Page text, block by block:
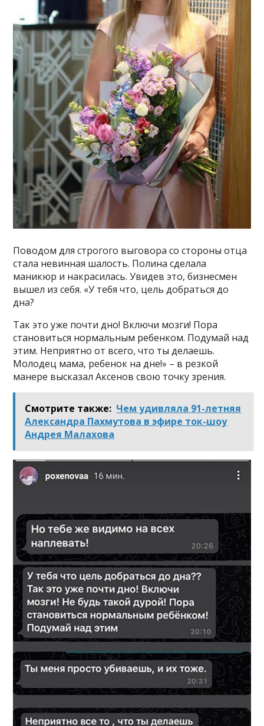
Поводом для строгого выговора со стороны отца
стала невинная шалость. Полина сделала
маникюр и накрасилась. Увидев это, бизнесмен
вышел из себя. «У тебя что, цель добраться до
дна?
Так это уже почти дно! Включи мозги! Пора
становиться нормальным ребенком. Подумай над
этим. Неприятно от всего, что ты делаешь.
Молодец мама, ребенок на дне!» – в резкой
манере высказал Аксенов свою точку зрения.
Смотрите также: Чем удивляла 91-летняя
Александра Пахмутова в эфире ток-шоу
Андрея Малахова